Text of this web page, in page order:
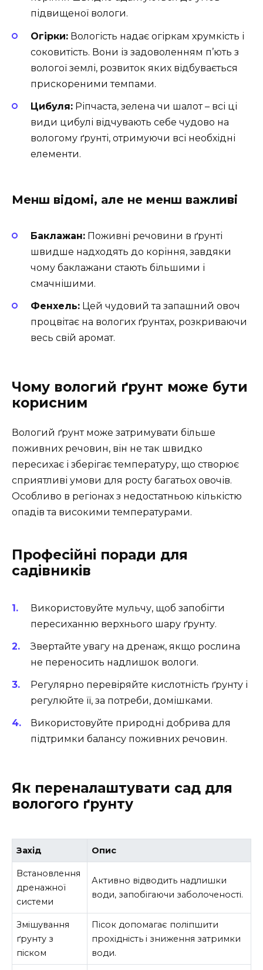
підвищеної вологи.
Огірки: Вологість надає огіркам хрумкість і
соковитість. Вони із задоволенням п’ють з
вологої землі, розвиток яких відбувається
прискореними темпами.
Цибуля: Ріпчаста, зелена чи шалот – всі ці
види цибулі відчувають себе чудово на
вологому ґрунті, отримуючи всі необхідні
елементи.
Менш відомі, але не менш важливі
Баклажан: Поживні речовини в ґрунті
швидше надходять до коріння, завдяки
чому баклажани стають більшими і
смачнішими.
Фенхель: Цей чудовий та запашний овоч
процвітає на вологих ґрунтах, розкриваючи
весь свій аромат.
Чому вологий ґрунт може бути
корисним
Вологий ґрунт може затримувати більше
поживних речовин, він не так швидко
пересихає і зберігає температуру, що створює
сприятливі умови для росту багатьох овочів.
Особливо в регіонах з недостатньою кількістю
опадів та високими температурами.
Професійні поради для
садівників
Використовуйте мульчу, щоб запобігти
пересиханню верхнього шару ґрунту.
Звертайте увагу на дренаж, якщо рослина
не переносить надлишок вологи.
Регулярно перевіряйте кислотність ґрунту і
регулюйте її, за потреби, домішками.
Використовуйте природні добрива для
підтримки балансу поживних речовин.
Як переналаштувати сад для
вологого ґрунту
Захід Опис
Встановлення
дренажної
системи
Активно відводить надлишки
води, запобігаючи заболоченості.
Змішування
ґрунту з
піском
Пісок допомагає поліпшити
прохідність і зниження затримки
води.